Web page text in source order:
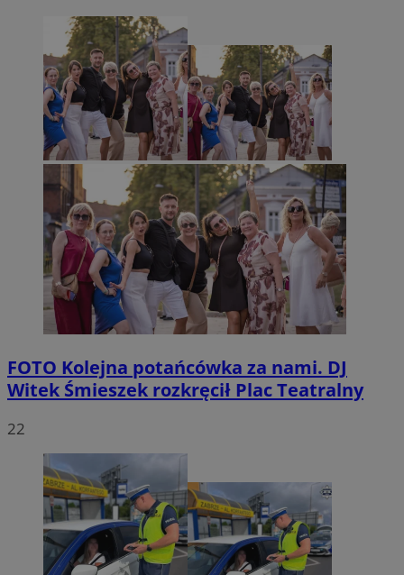
FOTO Kolejna potańcówka za nami. DJ
Witek Śmieszek rozkręcił Plac Teatralny
22